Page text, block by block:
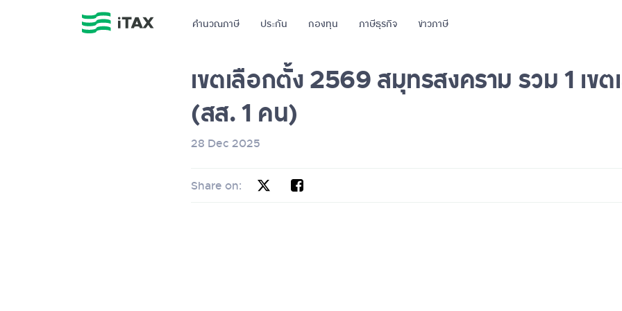
คำนวณภาษี ประกัน กองทุน ภาษีธุรกิจ ข่าวภาษี
เขตเลือกตั้ง 2569 สมุทรสงคราม รวม 1 เข
(สส. 1 คน)
28 Dec 2025
Share on: